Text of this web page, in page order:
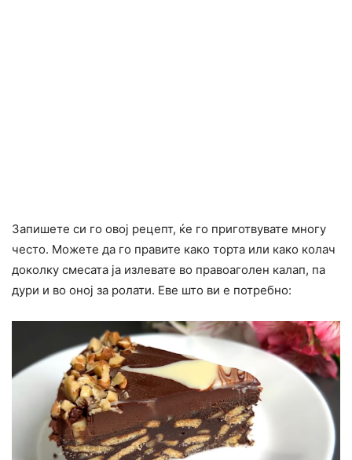
Запишете си го овој рецепт, ќе го приготвувате многу
често. Можете да го правите како торта или како колач
доколку смесата ја излевате во правоаголен калап, па
дури и во оној за ролати. Еве што ви е потребно: